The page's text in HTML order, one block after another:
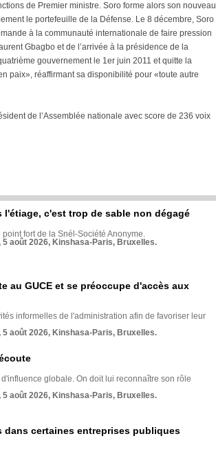
de Premier ministre. Soro forme alors son nouveau
le portefeuille de la Défense. Le 8 décembre, Soro
à la communauté internationale de faire pression
Gbagbo et de l’arrivée à la présidence de la
gouvernement le 1er juin 2011 et quitte la
paix», réaffirmant sa disponibilité pour «toute autre
de l’Assemblée nationale avec score de 236 voix
l'étiage, c'est trop de sable non dégagé
point fort de la Snél-Société Anonyme.
août 2026, Kinshasa-Paris, Bruxelles.
au GUCE et se préoccupe d'accès aux
informelles de l'administration afin de favoriser leur
août 2026, Kinshasa-Paris, Bruxelles.
globale. On doit lui reconnaître son rôle
août 2026, Kinshasa-Paris, Bruxelles.
dans certaines entreprises publiques